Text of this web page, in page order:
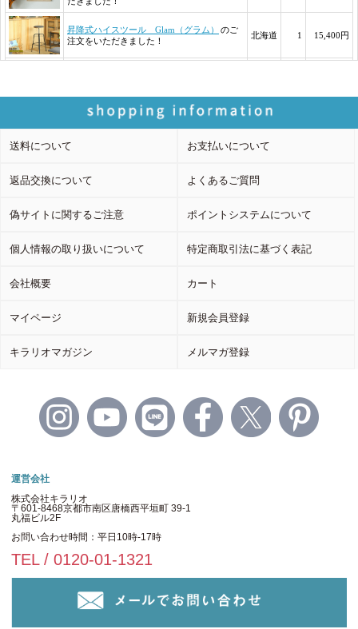
送料について お支払いについて
返品交換について よくあるご質問
偽サイトに関するご注意 ポイントシステムについて
個人情報の取り扱いについて 特定商取引法に基づく表記
会社概要 カート
マイページ 新規会員登録
キラリオマガジン メルマガ登録
運営会社
株式会社キラリオ
〒601-8468京都市南区唐橋西平垣町 39-1
丸福ビル2F
お問い合わせ時間：平日10時-17時
TEL / 0120-01-1321